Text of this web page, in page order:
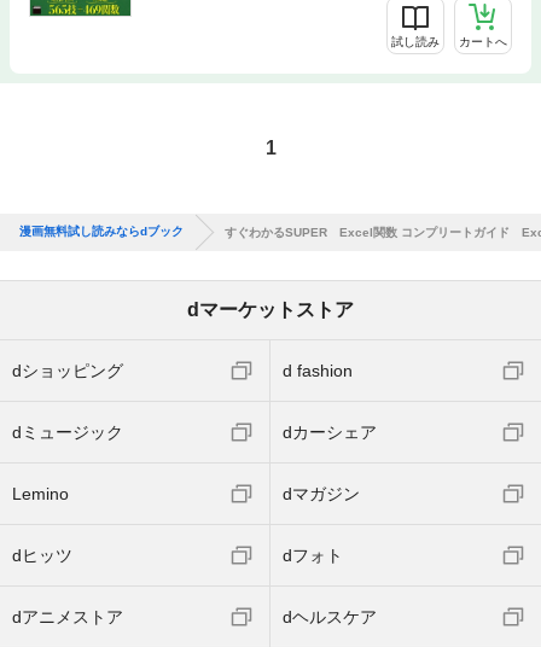
試し読み カートへ
1
漫画無料試し読みならdブック すぐわかるSUPER Excel関数 コンプリートガイド
dマーケットストア
dショッピング d fashion
dミュージック dカーシェア
Lemino dマガジン
dヒッツ dフォト
dアニメストア dヘルスケア